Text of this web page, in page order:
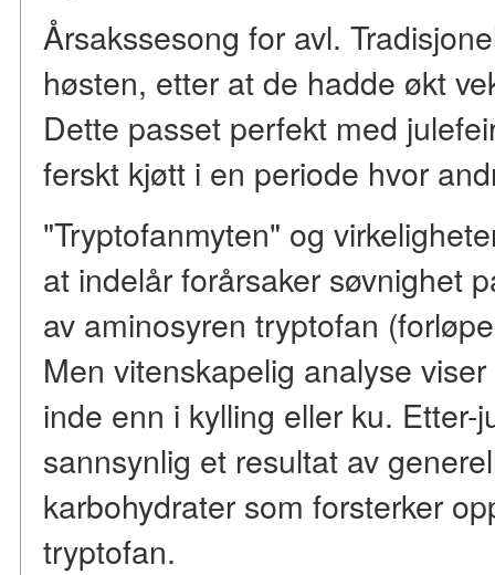
Årsakssesong for avl.
høsten, etter at de hadde økt
Dette passet perfekt med
ferskt kjøtt i en periode hvor
"Tryptofanmyten" og
at indelår forårsaker søvnighet
av aminosyren tryptofan
Men vitenskapelig analyse
inde enn i kylling eller ku. Etter-
sannsynlig et resultat av
karbohydrater som forsterker
tryptofan.